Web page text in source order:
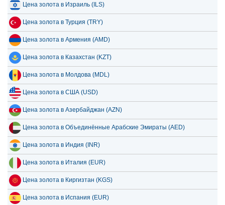
Цена золота в Израиль (ILS)
Цена золота в Турция (TRY)
Цена золота в Армения (AMD)
Цена золота в Казахстан (KZT)
Цена золота в Молдова (MDL)
Цена золота в США (USD)
Цена золота в Азербайджан (AZN)
Цена золота в Объединённые Арабские Эмираты (AED)
Цена золота в Индия (INR)
Цена золота в Италия (EUR)
Цена золота в Киргизтан (KGS)
Цена золота в Испания (EUR)